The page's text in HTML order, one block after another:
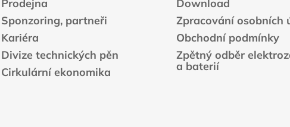
Prodejna
Sponzoring, partneři
Kariéra
Divize technických pěn
Cirkulární ekonomika
Download
Zpracování osobních
Obchodní podmínky
Zpětný odběr
a baterií